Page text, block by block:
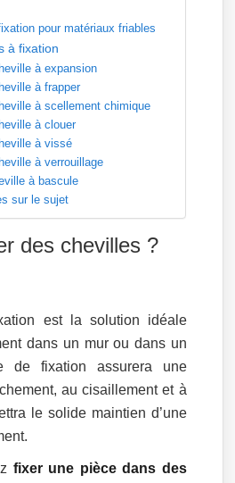
pour matériaux friables
à fixation
à expansion
à frapper
à scellement chimique
à clouer
à vissé
à verrouillage
à bascule
sur le sujet
des chevilles ?
est la solution idéale
dans un mur ou dans un
de fixation assurera une
au cisaillement et à
le solide maintien d’une
fixer une pièce dans des